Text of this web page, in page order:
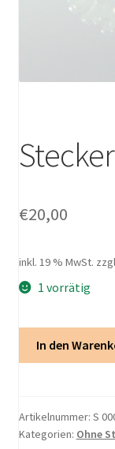
Stecker
€20,00
inkl. 19 % MwSt.
1 vorrätig
In den
Artikelnummer: S
Kategorien: Ohne